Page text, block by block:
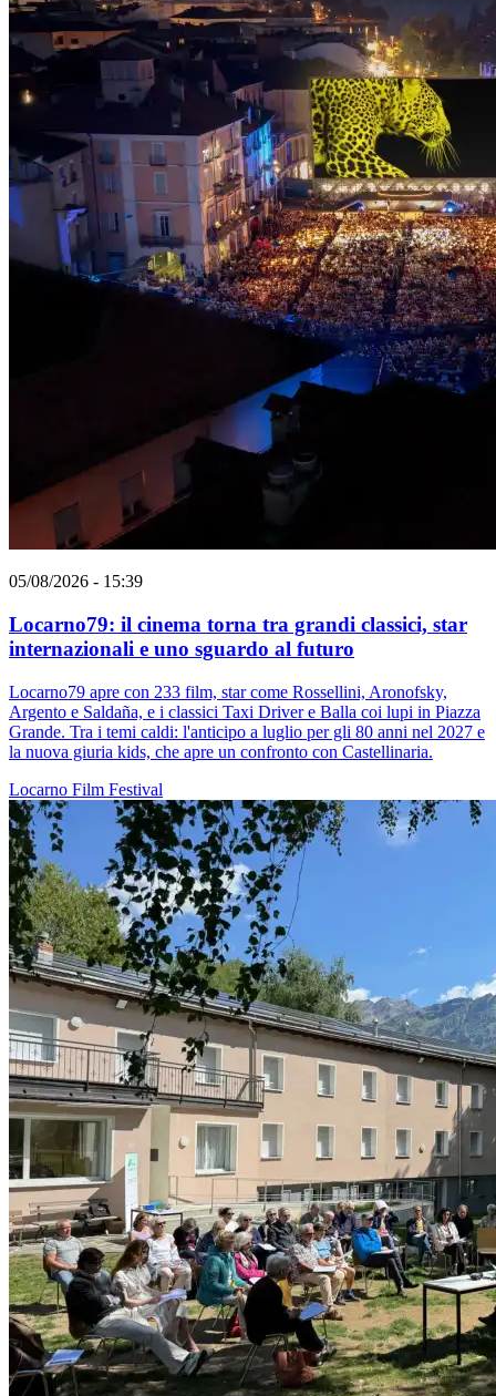
05/08/2026 - 15:39
Locarno79: il cinema torna tra grandi classici, star
internazionali e uno sguardo al futuro
Locarno79 apre con 233 film, star come Rossellini, Aronofsky,
Argento e Saldaña, e i classici Taxi Driver e Balla coi lupi in Piazza
Grande. Tra i temi caldi: l'anticipo a luglio per gli 80 anni nel 2027 e
la nuova giuria kids, che apre un confronto con Castellinaria.
Locarno Film Festival